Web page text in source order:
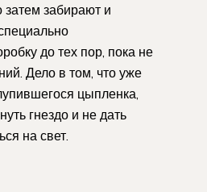
забирают и
до тех пор, пока не
Дело в том, что уже
цыпленка,
гнездо и не дать
на свет.